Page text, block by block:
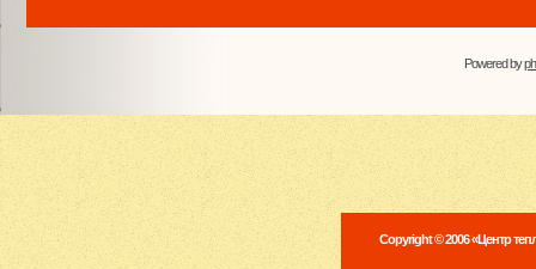
Powered by
Copyright © 2006 «Центр